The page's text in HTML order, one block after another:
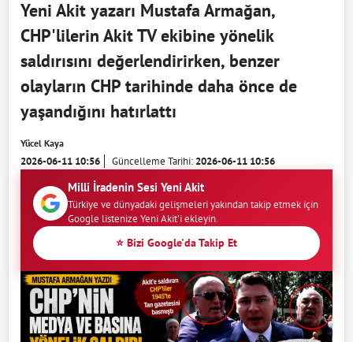
Yeni Akit yazarı Mustafa Armağan,
CHP'lilerin Akit TV ekibine yönelik
saldırısını değerlendirirken, benzer
olayların CHP tarihinde daha önce de
yaşandığını hatırlattı
Yücel Kaya
2026-06-11 10:56 Güncelleme Tarihi:2026-06-11 10:56
Milli İradenin Sesi Yeni Akit
Türkiye ve dünyadaki gelişmeleri yakından takip etmek için
Google listenize Yeni Akit'i ekleyin.
⭐ Bizi Google'da Takip Et